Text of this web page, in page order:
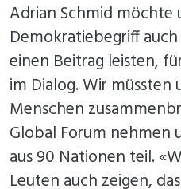
Adrian Schmid möchte
Demokratiebegriff
einen Beitrag leisten,
im Dialog. Wir müssten
Menschen
Global Forum nehmen
aus 90 Nationen teil.
Leuten auch zeigen,